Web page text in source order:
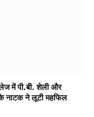
में पी.बी. शेली और
के नाटक ने लूटी महफिल